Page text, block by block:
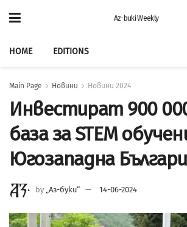
Az-buki Weekly
HOME EDITIONS
Main Page Новини Новини 2024
Инвестират 900
база за STEM
Югозападна
by „Аз-буки“ 14-06-2024